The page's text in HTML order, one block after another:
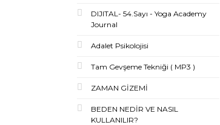
DIJITAL- 54.Sayı - Yoga Academy
Journal
Adalet Psikolojisi
Tam Gevşeme Tekniği ( MP3 )
ZAMAN GİZEMİ
BEDEN NEDİR VE NASIL
KULLANILIR?